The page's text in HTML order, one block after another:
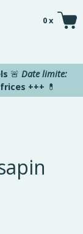
0 x
🚨 Date limite:
+++ 💊